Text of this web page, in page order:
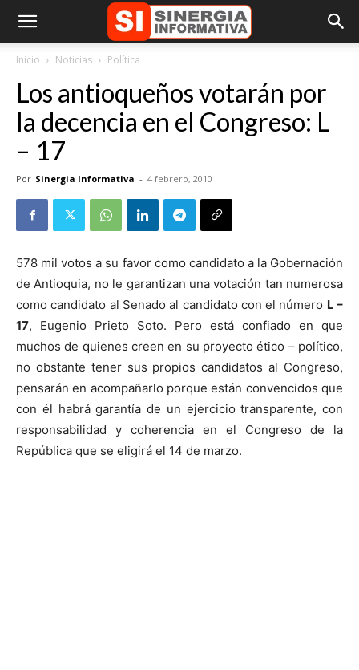
Inicio Noticias Política
Los antioqueños votarán por
la decencia en el Congreso: L
– 17
Por Sinergia Informativa - 4 febrero, 2010
578 mil votos a su favor como candidato a la Gobernación
de Antioquia, no le garantizan una votación tan numerosa
como candidato al Senado al candidato con el número L –
17, Eugenio Prieto Soto. Pero está confiado en que
muchos de quienes creen en su proyecto ético – político,
no obstante tener sus propios candidatos al Congreso,
pensarán en acompañarlo porque están convencidos que
con él habrá garantía de un ejercicio transparente, con
responsabilidad y coherencia en el Congreso de la
República que se eligirá el 14 de marzo.